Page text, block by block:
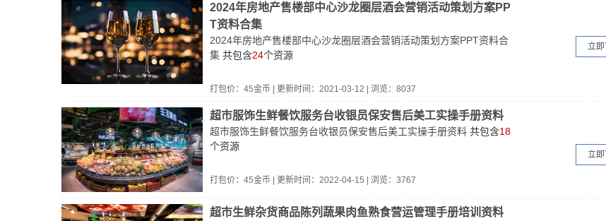
2024年房地产售楼部中心沙龙圈层酒会营销活动策划方案PP
T资料合集
2024年房地产售楼部中心沙龙圈层酒会营销活动策划方案PPT资料合
集 共包含24个资源
打包价： 45金币 | 更新时间： 2021-03-12 | 浏览：8037
立
超市服饰生鲜餐饮服务台收银员保安售后美工实操手册资料
超市服饰生鲜餐饮服务台收银员保安售后美工实操手册资料 共包含18
个资源
打包价： 45金币 | 更新时间： 2022-04-15 | 浏览：3767
立
超市生鲜杂货商品陈列蔬果肉鱼熟食营运管理手册培训资料